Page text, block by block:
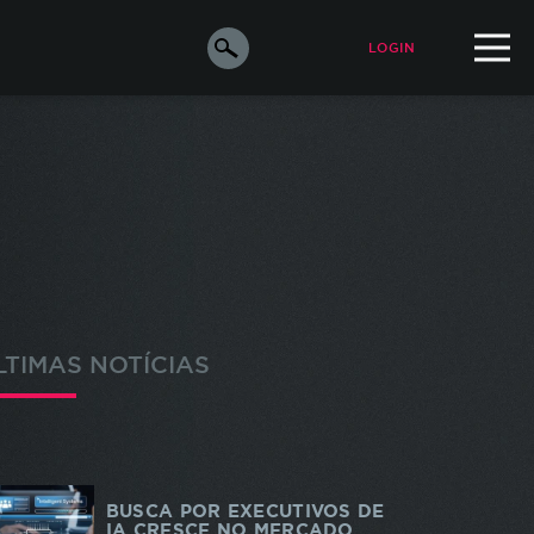
LOGIN
NOTÍCIAS
BUSCA POR EXECUTIVOS DE
IA CRESCE NO MERCADO